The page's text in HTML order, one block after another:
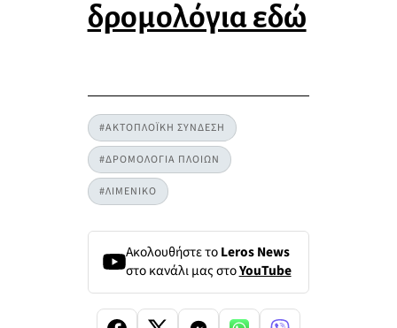
δρομολόγια εδώ
#ΑΚΤΟΠΛΟΪΚΗ ΣΥΝΔΕΣΗ
#ΔΡΟΜΟΛΟΓΙΑ ΠΛΟΙΩΝ
#ΛΙΜΕΝΙΚΟ
Ακολουθήστε τοLeros News
στο κανάλι μας στοYouTube